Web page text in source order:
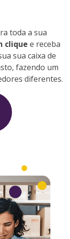
toda a sua
clique e receba
sua caixa de
fazendo um
diferentes.